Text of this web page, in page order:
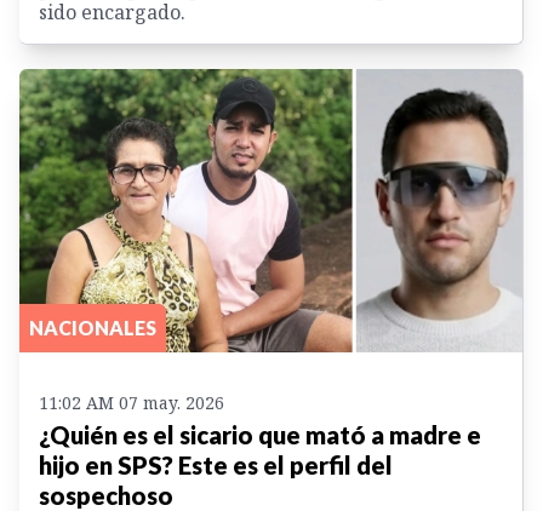
sido encargado.
NACIONALES
11:02 AM 07 may. 2026
¿Quién es el sicario que mató a madre e
hijo en SPS? Este es el perfil del
sospechoso